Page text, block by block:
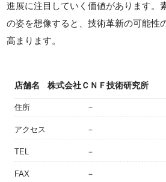
進展に注目していく価値があります。
の姿を想像すると、技術革新の可能性
高まります。
店舗名 株式会社ＣＮＦ技術研究所
住所 －
アクセス －
TEL －
FAX －